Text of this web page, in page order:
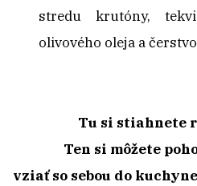
stredu krutóny,
olivového oleja a
Tu si stiahnete
Ten si môžete
vziať so sebou do